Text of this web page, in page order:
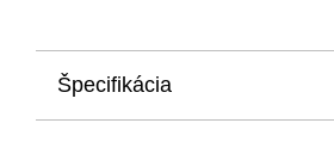
Špecifikácia